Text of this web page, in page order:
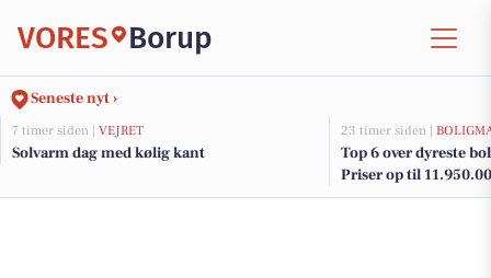
VORES Borup
Seneste nyt ›
7 timer siden | VEJRET
Solvarm dag med kølig kant
23 timer siden |
Top 6 over dyreste
Priser op til